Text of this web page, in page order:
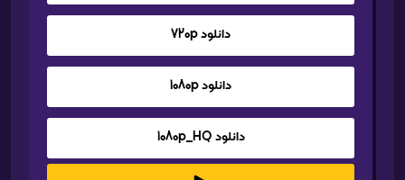
دانلود 720p
دانلود 1080p
دانلود 1080p_HQ